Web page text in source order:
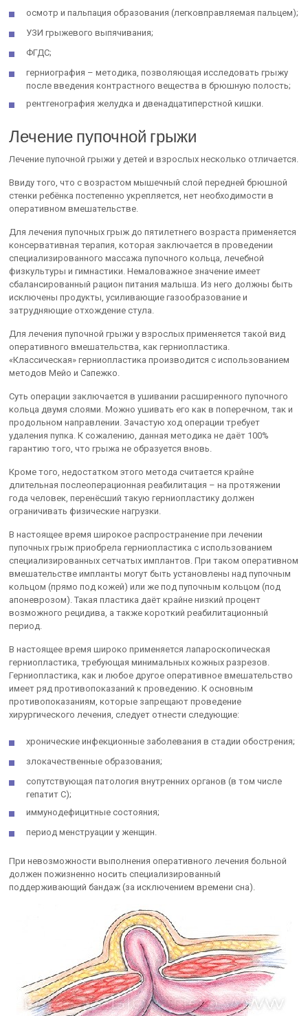
осмотр и пальпация образования (легковправляемая пальцем);
УЗИ грыжевого выпячивания;
ФГДС;
герниография – методика, позволяющая исследовать грыжу
после введения контрастного вещества в брюшную полость;
рентгенография желудка и двенадцатиперстной кишки.
Лечение пупочной грыжи
Лечение пупочной грыжи у детей и взрослых несколько отличается.
Ввиду того, что с возрастом мышечный слой передней брюшной
стенки ребёнка постепенно укрепляется, нет необходимости в
оперативном вмешательстве.
Для лечения пупочных грыж до пятилетнего возраста применяется
консервативная терапия, которая заключается в проведении
специализированного массажа пупочного кольца, лечебной
физкультуры и гимнастики. Немаловажное значение имеет
сбалансированный рацион питания малыша. Из него должны быть
исключены продукты, усиливающие газообразование и
затрудняющие отхождение стула.
Для лечения пупочной грыжи у взрослых применяется такой вид
оперативного вмешательства, как герниопластика.
«Классическая» герниопластика производится с использованием
методов Мейо и Сапежко.
Суть операции заключается в ушивании расширенного пупочного
кольца двумя слоями. Можно ушивать его как в поперечном, так и
продольном направлении. Зачастую ход операции требует
удаления пупка. К сожалению, данная методика не даёт 100%
гарантию того, что грыжа не образуется вновь.
Кроме того, недостатком этого метода считается крайне
длительная послеоперационная реабилитация – на протяжении
года человек, перенёсший такую герниопластику должен
ограничивать физические нагрузки.
В настоящее время широкое распространение при лечении
пупочных грыж приобрела герниопластика с использованием
специализированных сетчатых имплантов. При таком оперативном
вмешательстве импланты могут быть установлены над пупочным
кольцом (прямо под кожей) или же под пупочным кольцом (под
апоневрозом). Такая пластика даёт крайне низкий процент
возможного рецидива, а также короткий реабилитационный
период.
В настоящее время широко применяется лапароскопическая
герниопластика, требующая минимальных кожных разрезов.
Герниопластика, как и любое другое оперативное вмешательство
имеет ряд противопоказаний к проведению. К основным
противопоказаниям, которые запрещают проведение
хирургического лечения, следует отнести следующие:
хронические инфекционные заболевания в стадии обострения;
злокачественные образования;
сопутствующая патология внутренних органов (в том числе
гепатит С);
иммунодефицитные состояния;
период менструации у женщин.
При невозможности выполнения оперативного лечения больной
должен пожизненно носить специализированный
поддерживающий бандаж (за исключением времени сна).